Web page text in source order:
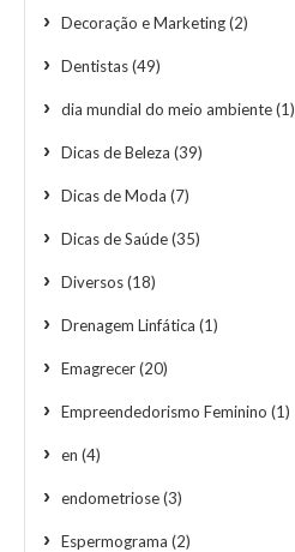
Decoração e Marketing(2)
Dentistas(49)
dia mundial do meio ambiente(1)
Dicas de Beleza (39)
Dicas de Moda (7)
Dicas de Saúde(35)
Diversos(18)
Drenagem Linfática (1)
Emagrecer(20)
Empreendedorismo Feminino (1)
en (4)
endometriose(3)
Espermograma (2)